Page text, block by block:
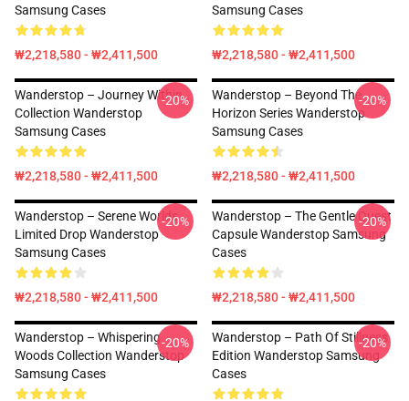
Samsung Cases
₩2,218,580 - ₩2,411,500
Samsung Cases
₩2,218,580 - ₩2,411,500
Wanderstop – Journey Within
Collection Wanderstop
Samsung Cases
₩2,218,580 - ₩2,411,500
-20%
Wanderstop – Beyond The
Horizon Series Wanderstop
Samsung Cases
₩2,218,580 - ₩2,411,500
-20%
Wanderstop – Serene Worlds
Limited Drop Wanderstop
Samsung Cases
₩2,218,580 - ₩2,411,500
-20%
Wanderstop – The Gentle Quest
Capsule Wanderstop Samsung
Cases
₩2,218,580 - ₩2,411,500
-20%
Wanderstop – Whispering
Woods Collection Wanderstop
Samsung Cases
-20%
Wanderstop – Path Of Stillness
Edition Wanderstop Samsung
Cases
-20%